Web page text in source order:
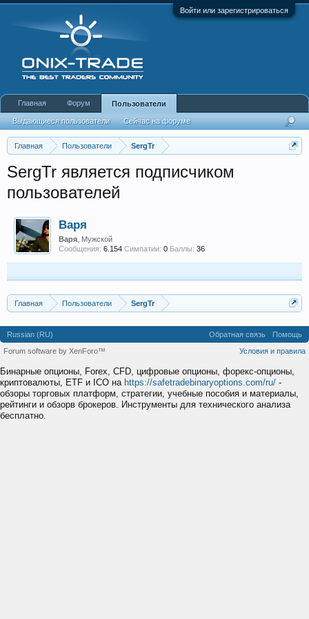
Войти или зарегистрироваться
Главная Пользователи SergTr
SergTr является подписчиком
пользователей
Варя
Варя , Мужской
Сообщения: 6.154 Симпатии: 0 Баллы: 36
Главная Пользователи SergTr
Главная Форум Пользователи
Выдающиеся пользователи Сейчас на форуме
Недавняя активность Новые сообщения профиля
Russian (RU) Обратная связь
Помощь
Условия и правила
Forum software by XenForo™
Бинарные опционы, Forex, CFD, цифровые опционы, форекс-опционы,
криптовалюты, ETF и ICO на https://safetradebinaryoptions.com/ru/ -
обзоры торговых платформ, стратегии, учебные пособия и материалы,
рейтинги и обзорв брокеров. Инструменты для технического анализа
бесплатно.